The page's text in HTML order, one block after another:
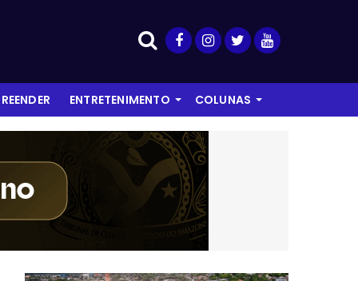
ENTRETENIMENTO COLUNAS